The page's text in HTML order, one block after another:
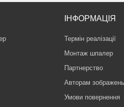
ІНФОРМАЦІЯ
Термін реалізації
Монтаж шпалер
Партнерство
Авторам зображень
Умови повернення